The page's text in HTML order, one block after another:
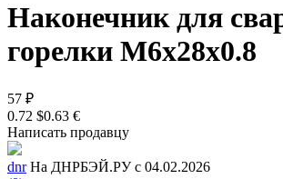
Наконечник для
горелки М6х28х0.8
57 ₽
0.72 $0.63 €
Написать продавцу
dnr На ДНРБЭЙ.РУ с 04.02.2026